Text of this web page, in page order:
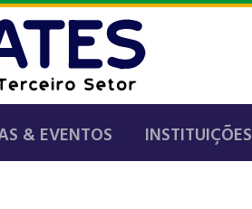
& EVENTOS INSTITUIÇÕES